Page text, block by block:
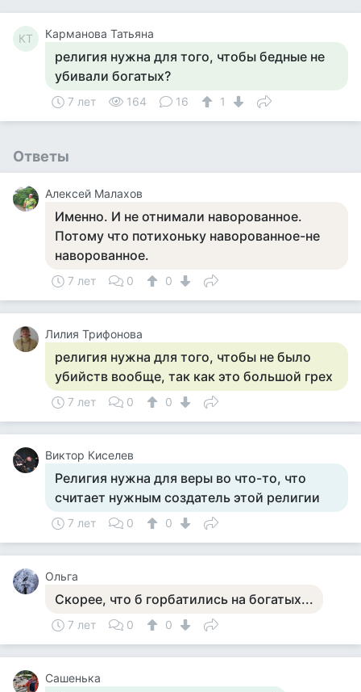
КТ Карманова Татьяна
религия нужна для того, чтобы бедные не
убивали богатых?
7 лет 164 16 1
Ответы
Алексей Малахов
Именно. И не отнимали наворованное.
Потому что потихоньку наворованное-не
наворованное.
7 лет 0 0
Лилия Трифонова
религия нужна для того, чтобы не было
убийств вообще, так как это большой грех
7 лет 0 0
Виктор Киселев
Религия нужна для веры во что-то, что
считает нужным создатель этой религии
7 лет 0 0
Ольга
Скорее, что б горбатились на богатых...
7 лет 0 0
Сашенька